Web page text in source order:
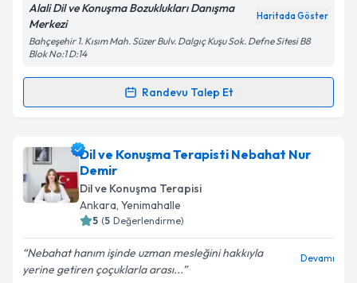
'ni okudum ve kişisel verilerimin belirtilen
kapsamda işlenmesini kabul ediyorum.
Takvim Talebini Gönder
Alali Dil ve Konuşma Bozuklukları Danışma
Merkezi
Haritada Göster
Bahçeşehir 1. Kısım Mah. Süzer Bulv. Dalgıç Kuşu Sok. Defne Sitesi B8
Blok No:1 D:14
Randevu Talep Et
Randevu Takvimi Talebi
Uzman Dil ve Konuşma Terapisti Enver Balcıiçin
randevu takvimi talebi oluşturun. Size bu uzmandan
randevu almanız için bir takvim hazırlandığında e-
posta ile bilgilendireceğiz.
Dil ve Konuşma Terapisti Nebahat Nur
Demir
Dil ve Konuşma Terapisi
Ankara, Yenimahalle
5 (5 Değerlendirme)
Nebahat hanım işinde uzman mesleğini hakkıyla
yerine getiren çoçuklarla arası...
Devamı